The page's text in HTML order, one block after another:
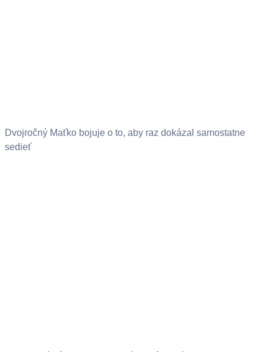
Dvojročný Maťko bojuje o to, aby raz dokázal samostatne
sedieť